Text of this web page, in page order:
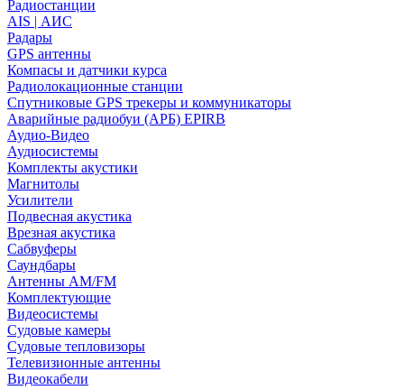
Радиостанции
AIS | АИС
Радары
GPS антенны
Компасы и датчики курса
Радиолокационные станции
Спутниковые GPS трекеры и коммуникаторы
Аварийные радиобуи (АРБ) EPIRB
Аудио-Видео
Аудиосистемы
Комплекты акустики
Магнитолы
Усилители
Подвесная акустика
Врезная акустика
Сабвуферы
Саундбары
Антенны AM/FM
Комплектующие
Видеосистемы
Судовые камеры
Cудовые тепловизоры
Телевизионные антенны
Видеокабели